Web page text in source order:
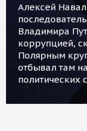
Алексей
Владимира
коррупцией,
Полярным
отбывал там
политических